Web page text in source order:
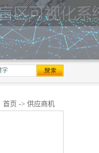
首页 -> 供应商机